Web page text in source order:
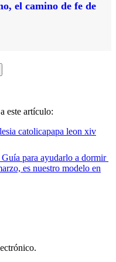
el camino de fe de
este artículo:
catolicapapa leon xiv
para ayudarlo a dormir
es nuestro modelo en